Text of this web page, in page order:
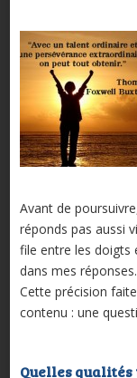
Avant de
réponds pas aussi
file entre les doigts
dans mes
Cette précision
contenu : une
Quelles